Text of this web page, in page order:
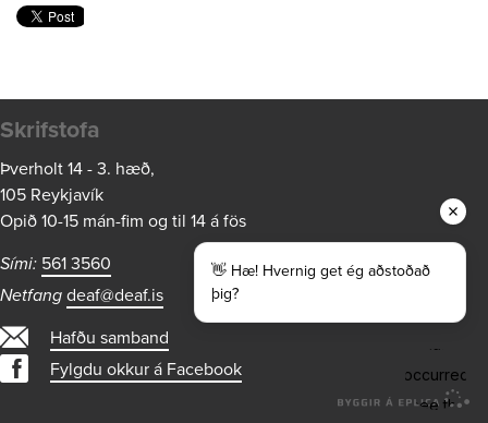
Skrifstofa
Þverholt 14 - 3. hæð,
105 Reykjavík
Opið 10-15 mán-fim og til 14 á fös
Sími: 561 3560
Netfang deaf@deaf.is
Hafðu samband
Fylgdu okkur á Facebook
👋 Hæ! Hvernig get ég aðstoðað
þig?